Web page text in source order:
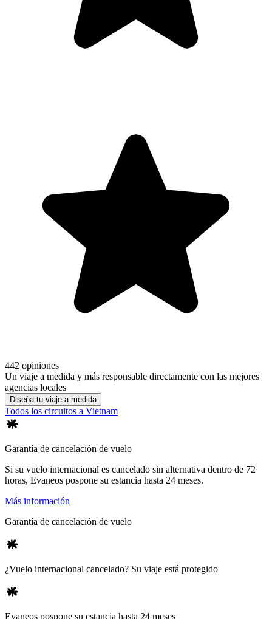
442 opiniones
Un viaje a medida y más responsable directamente con las mejores
agencias locales
Diseña tu viaje a medida
Todos los circuitos a Vietnam
Garantía de cancelación de vuelo
Si su vuelo internacional es cancelado sin alternativa dentro de 72
horas, Evaneos pospone su estancia hasta 24 meses.
Más información
Garantía de cancelación de vuelo
¿Vuelo internacional cancelado? Su viaje está protegido
Evaneos pospone su estancia hasta 24 meses